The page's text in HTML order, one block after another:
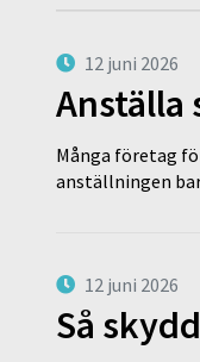
12 juni 2026
Anställa
Många företag
anställningen
12 juni 2026
Så